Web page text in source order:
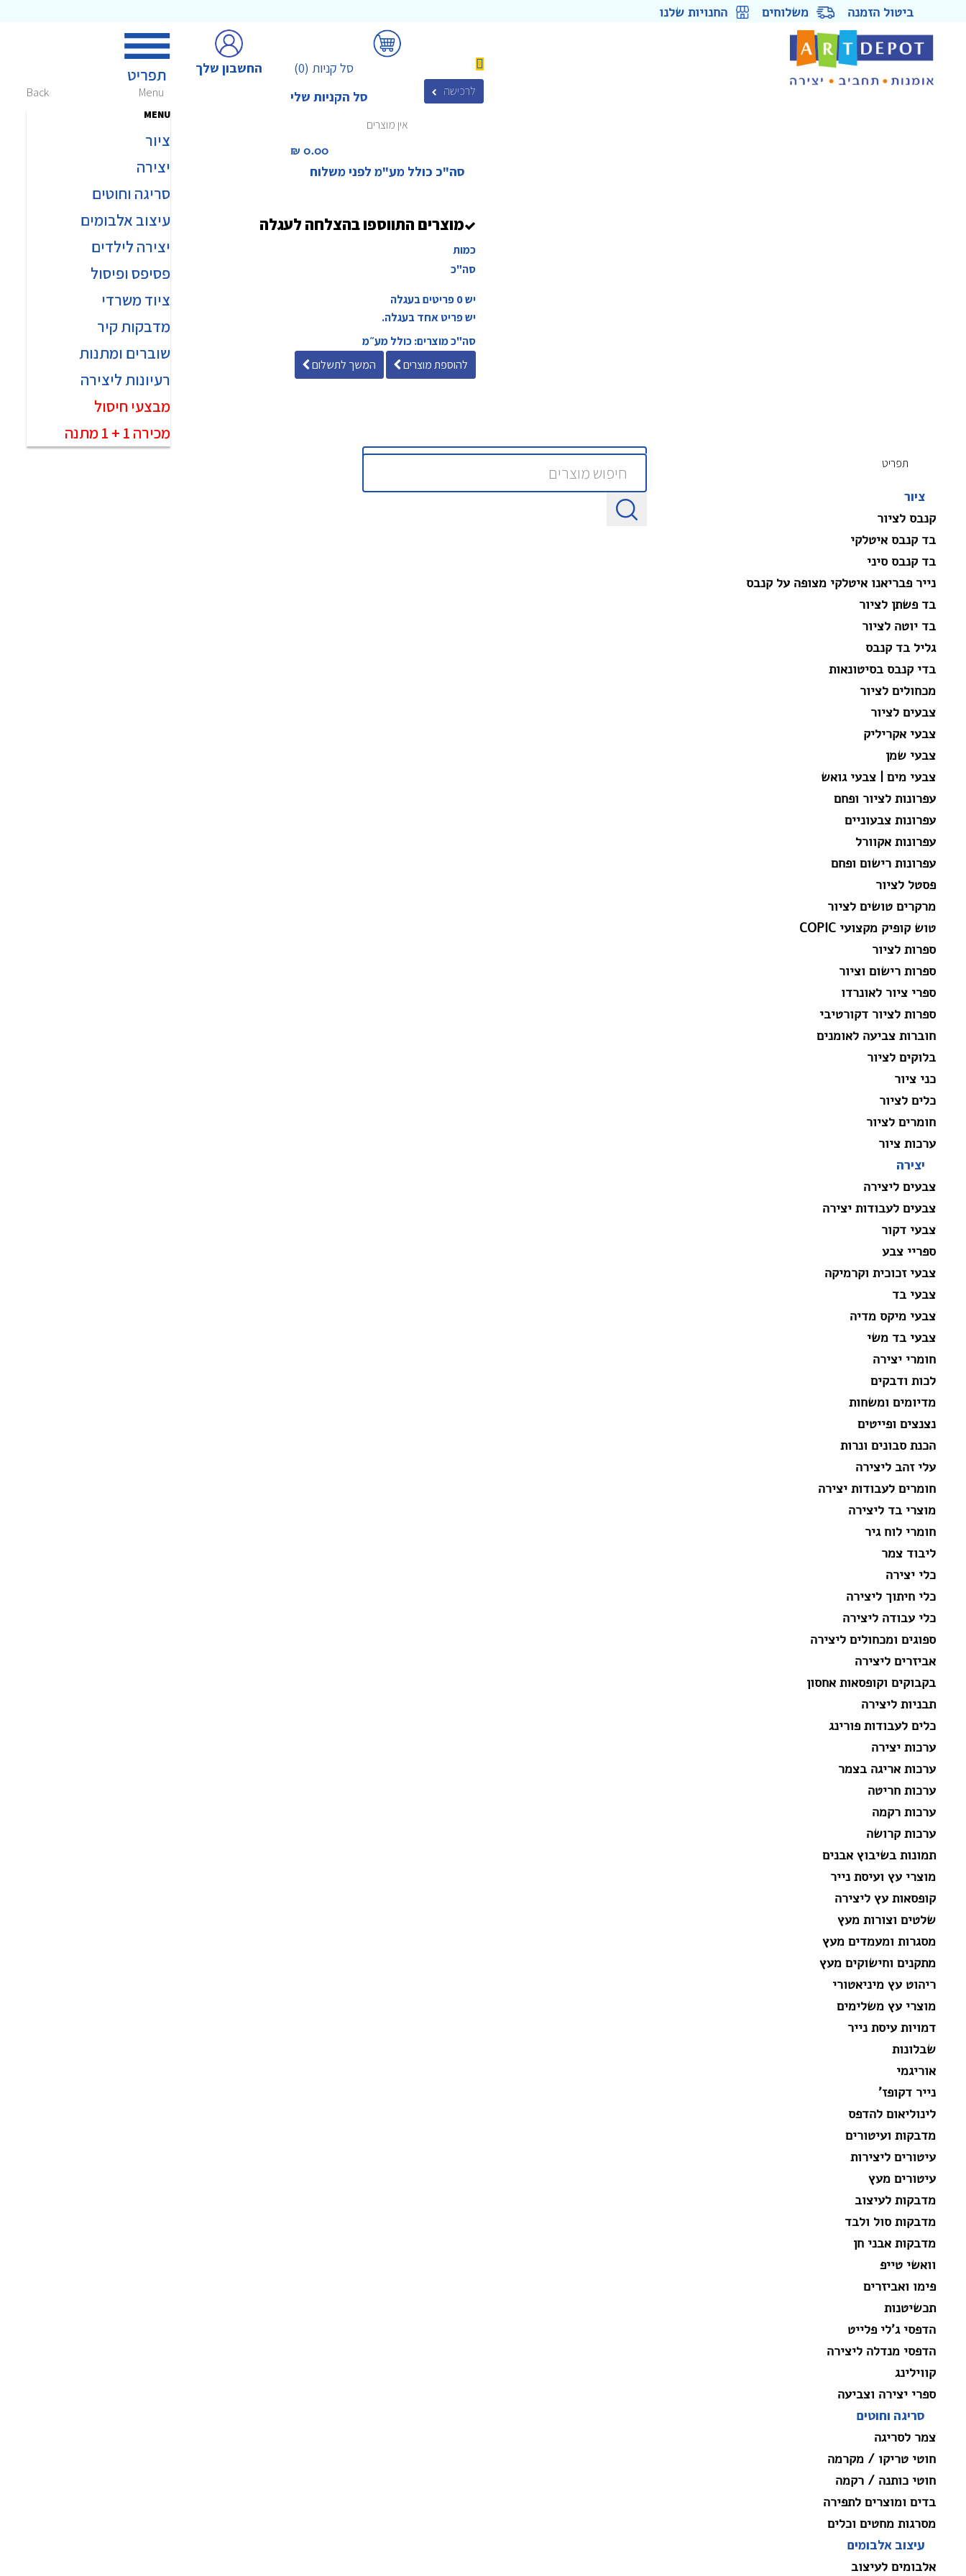
ביטול הזמנה משלוחים החנויות שלנו
Menu
Back
MENU
ציור
יצירה
סריגה וחוטים
עיצוב אלבומים
יצירה לילדים
פסיפס ופיסול
ציוד משרדי
מדבקות קיר
שוברים ומתנות
מבצעי חיסול
רעיונות ליצירה
מכירה 1 + 1 מתנה
החשבון שלך (0) סל קניות
סל הקניות שלי
לרכישה
אין מוצרים
0.00 ₪‎
סה"כ כולל מע"מ לפני משלוח
מוצרים התווספו בהצלחה לעגלה
כמות
סה"כ
יש0פריטים בעגלה
יש פריט אחד בעגלה.
סה"כ מוצרים: כולל מע״מ
להוספת מוצרים
המשך לתשלום
תפריט
ציור
קנבס לציור
בד קנבס איטלקי
בד קנבס סיני
נייר פבריאנו איטלקי מצופה על קנבס
בד פשתן לציור
בד יוטה לציור
גליל בד קנבס
בדי קנבס בסיטונאות
מכחולים לציור
צבעים לציור
צבעי אקריליק
צבעי שמן
צבעי מים | צבעי גואש
עפרונות לציור ופחם
עפרונות צבעוניים
עפרונות אקוורל
עפרונות רישום ופחם
פסטל לציור
מרקרים טושים לציור
טוש קופיק מקצועי COPIC
ספרות לציור
ספרות רישום וציור
ספרי ציור לאונרדו
ספרות לציור דקורטיבי
חוברות צביעה לאומנים
בלוקים לציור
כני ציור
כלים לציור
חומרים לציור
ערכות ציור
יצירה
צבעים ליצירה
צבעים לעבודות יצירה
צבעי דקור
ספריי צבע
צבעי זכוכית וקרמיקה
צבעי בד
צבעי מיקס מדיה
צבעי בד משי
חומרי יצירה
לכות ודבקים
מדיומים ומשחות
נצנצים ופייטים
הכנת סבונים ונרות
עלי זהב ליצירה
חומרים לעבודות יצירה
מוצרי בד ליצירה
חומרי לוח גיר
ליבוד צמר
כלי יצירה
כלי חיתוך ליצירה
כלי עבודה ליצירה
ספוגים ומכחולים ליצירה
אביזרים ליצירה
בקבוקים וקופסאות אחסון
תבניות ליצירה
כלים לעבודות פורינג
ערכות יצירה
ערכות אריגה בצמר
ערכות חריטה
ערכות רקמה
ערכות קרושה
תמונות בשיבוץ אבנים
מוצרי עץ ועיסת נייר
קופסאות עץ ליצירה
שלטים וצורות מעץ
מסגרות ומעמדים מעץ
מתקנים וחישוקים מעץ
ריהוט עץ מיניאטורי
מוצרי עץ משלימים
דמויות עיסת נייר
שבלונות
אוריגמי
נייר דקופז'
לינוליאום להדפס
מדבקות ועיטורים
עיטורים ליצירות
עיטורים מעץ
מדבקות לעיצוב
מדבקות סול ולבד
מדבקות אבני חן
וואשי טייפ
פימו ואביזרים
תכשיטנות
הדפסי ג'לי פלייט
הדפסי מנדלה ליצירה
קווילינג
ספרי יצירה וצביעה
סריגה וחוטים
צמר לסריגה
חוטי טריקו / מקרמה
חוטי כותנה / רקמה
בדים ומוצרים לתפירה
מסרגות מחטים וכלים
עיצוב אלבומים
אלבומים לעיצוב